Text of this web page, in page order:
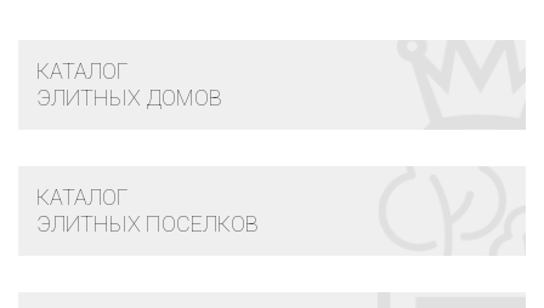
КАТАЛОГ
ЭЛИТНЫХ ДОМОВ
КАТАЛОГ
ЭЛИТНЫХ ПОСЕЛКОВ